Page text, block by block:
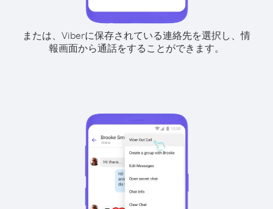
または、Viberに保存されている連絡先を選択し、情
報画面から通話をすることができます。